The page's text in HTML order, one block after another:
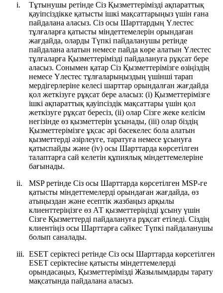
i.
Тұтынушы ретінде Сіз Қызметтерімізді ақпараттық
қауіпсіздікке қатысты ішкі мақсаттарыңыз үшін ғана
пайдалана аласыз. Сіз осы Шарттардың Үлестес
тұлғаларға қатысты міндеттемелерін орындаған
жағдайда, оларды Түпкі пайдаланушы ретінде
пайдалана алатын немесе пайда көре алатын Үлестес
тұлғаларға Қызметтерімізді пайдалануға рұқсат бере
аласыз. Сонымен қатар Сіз Қызметтерімізге өзіңіздің
немесе Үлестес тұлғаларыңыздың үшінші тарап
мердігерлеріне келесі шарттар орындалған жағдайда
қол жеткізуге рұқсат бере аласыз: (i) Қызметтерімізге
ішкі ақпараттық қауіпсіздік мақсаттары үшін қол
жеткізуге рұқсат бересіз, (ii) олар Сізге жеке келісім
негізінде өз қызметтерін ұсынады, (iii) олар біздің
Қызметтерімізге ұқсас әрі бәсекелес бола алатын
қызметтерді әзірлеуге, таратуға немесе ұсынуға
қатыспайды және (iv) осы Шарттарда көрсетілген
талаптарға сай келетін құпиялық міндеттемелеріне
бағынады.
ii.
MSP ретінде Сіз осы Шарттарда көрсетілген MSP-ге
қатысты міндеттемелерді орындаған жағдайда, өз
атыңыздан және есептік жазбаңыз арқылы
клиенттеріңізге өз АТ қызметтеріңізді ұсыну үшін
Сізге Қызметтерді пайдалануға рұқсат етіледі. Сіздің
клиентіңіз осы Шарттарға сәйкес Түпкі пайдаланушы
болып саналады.
iii. ESET серіктесі ретінде Сіз осы Шарттарда көрсетілген
ESET серіктесіне қатысты міндеттемелерді
орындасаңыз, Қызметтерімізді Жазылымдарды тарату
мақсатында пайдалана аласыз.